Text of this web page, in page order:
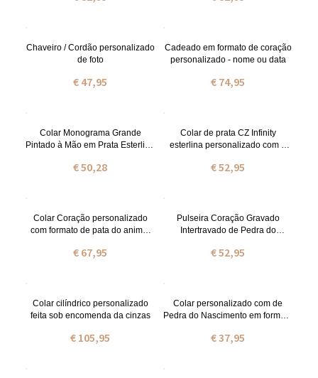
Chaveiro / Cordão personalizado
de foto
€ 47,95
Cadeado em formato de coração
personalizado - nome ou data
€ 74,95
Colar Monograma Grande
Pintado à Mão em Prata Esterlina
€ 50,28
Colar de prata CZ Infinity
esterlina personalizado com 2
€ 52,95
Colar Coração personalizado
com formato de pata do animal
€ 67,95
Pulseira Coração Gravado
Intertravado de Pedra do
€ 52,95
Colar cilíndrico personalizado
feita sob encomenda da cinzas
€ 105,95
Colar personalizado com de
Pedra do Nascimento em formato
€ 37,95